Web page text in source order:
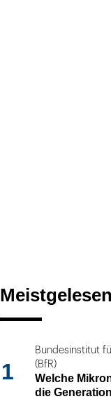
1
Bundesinstitut
(BfR)
Welche
die